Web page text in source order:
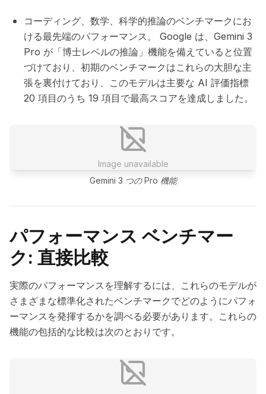
コーディング、数学、科学的推論のベンチマークにお
ける最先端のパフォーマンス。 Google は、Gemini 3
Pro が「博士レベルの推論」機能を備えていると位置
づけており、初期のベンチマークはこれらの大胆な主
張を裏付けており、このモデルは主要な AI 評価指標
20 項目のうち 19 項目で最高スコアを達成しました。
Image unavailable
Gemini 3 つの Pro 機能
パフォーマンス ベンチマー
ク: 直接比較
実際のパフォーマンスを理解するには、これらのモデルが
さまざまな標準化されたベンチマークでどのようにパフォ
ーマンスを発揮するかを調べる必要があります。これらの
機能の包括的な比較は次のとおりです。